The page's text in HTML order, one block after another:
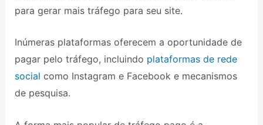
para gerar mais tráfego para seu site.
Inúmeras plataformas oferecem a oportunidade de
pagar pelo tráfego, incluindo plataformas de rede
social como Instagram e Facebook e mecanismos
de pesquisa.